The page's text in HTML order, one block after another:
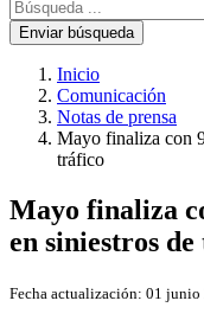
Enviar búsqueda
Inicio
Comunicación
Notas de prensa
Mayo finaliza con
tráfico
Mayo finaliza
en siniestros
Fecha actualización: 01 junio